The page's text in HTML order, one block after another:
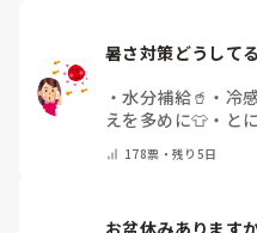
暑さ対策どうして
・水分補給🥤 ・ 冷
えを多めに👕 ・ と
178票・残り5日
お盆休みあります